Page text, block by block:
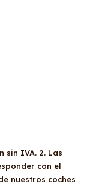
sin IVA. 2. Las
con el
nuestros coches